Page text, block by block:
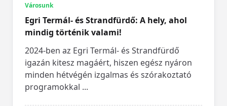
Városunk
Egri Termál- és Strandfürdő: A hely, ahol
mindig történik valami!
2024-ben az Egri Termál- és Strandfürdő
igazán kitesz magáért, hiszen egész nyáron
minden hétvégén izgalmas és szórakoztató
programokkal ...